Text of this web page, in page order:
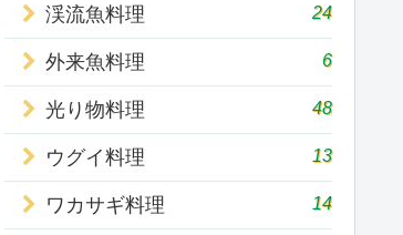
渓流魚料理 24
外来魚料理 6
光り物料理 48
ウグイ料理 13
ワカサギ料理 14